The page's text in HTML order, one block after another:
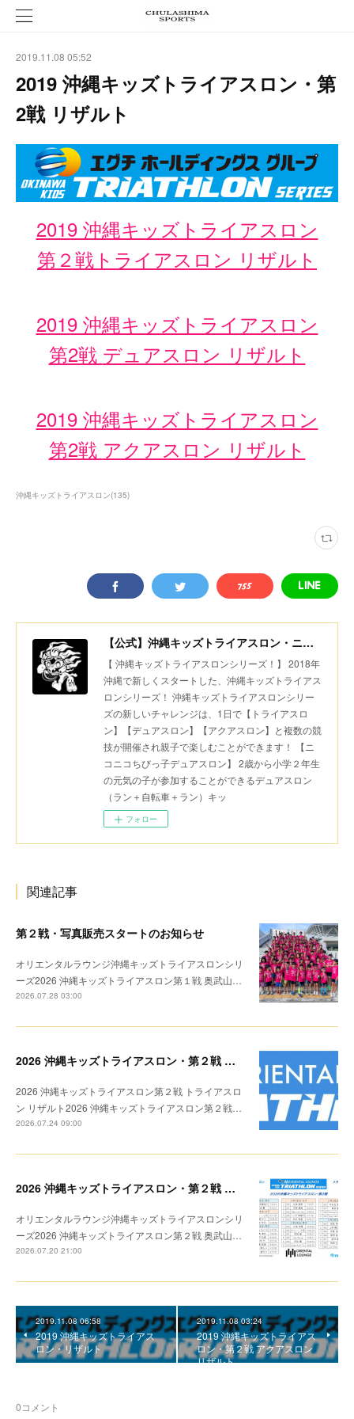
2019.11.08 05:52
2019 沖縄キッズトライアスロン・第
2戦 リザルト
2019 沖縄キッズトライアスロン
第２戦トライアスロン リザルト
2019 沖縄キッズトライアスロン
第2戦 デュアスロン リザルト
2019 沖縄キッズトライアスロン
第2戦 アクアスロン リザルト
沖縄キッズトライアスロン(135)
【公式】沖縄キッズトライアスロン・ニコニコちびっ子デュアスロン・美ら島スポーツ
【 沖縄キッズトライアスロンシリーズ！】 2018年
沖縄で新しくスタートした、沖縄キッズトライアス
ロンシリーズ！ 沖縄キッズトライアスロンシリー
ズの新しいチャレンジは、1日で【トライアスロ
ン】【デュアスロン】【アクアスロン】と複数の競
技が開催され親子で楽しむことができます！ 【ニ
コニコちびっ子デュアスロン】 2歳から小学２年生
の元気の子が参加することができるデュアスロン
（ラン＋自転車＋ラン）キッ
フォロー
関連記事
第２戦・写真販売スタートのお知らせ
オリエンタルラウンジ沖縄キッズトライアスロンシリ
ーズ2026 沖縄キッズトライアスロン第１戦 奥武山…
2026.07.28 03:00
2026 沖縄キッズトライアスロン・第２戦 リザルト
2026 沖縄キッズトライアスロン第２戦 トライアスロ
ン リザルト2026 沖縄キッズトライアスロン第２戦…
2026.07.24 09:00
2026 沖縄キッズトライアスロン・第２戦 トライアスロン リザルト
オリエンタルラウンジ沖縄キッズトライアスロンシリ
ーズ2026 沖縄キッズトライアスロン第２戦 奥武山…
2026.07.20 21:00
2019.11.08 06:58
2019 沖縄キッズトライアス
ロン・リザルト
2019.11.08 03:24
2019 沖縄キッズトライアス
ロン・第２戦 アクアスロン
リザルト
0コメント